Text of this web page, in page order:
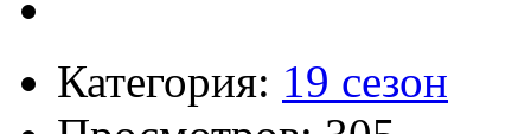
Категория: 19 сезон